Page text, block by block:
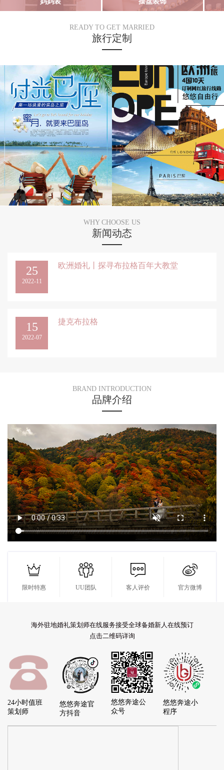
READY TO GET MARRIED
旅行定制
WHY CHOOSE US
新闻动态
25
2022-11
欧洲婚礼丨探寻布拉格百年大教堂
15
2022-07
捷克布拉格
BRAND INTRODUCTION
品牌介绍

限时特惠

UU团队

客人评价

官方微博
海外驻地婚礼策划师在线服务接受全球备婚新人在线预订
点击二维码详询
24小时值班
策划师
悠悠奔途官
方抖音
悠悠奔途公
众号
悠悠奔途小
程序